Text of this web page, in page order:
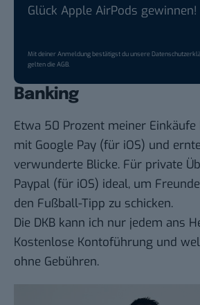
Glück Apple AirPods gewinnen!
Mit deiner Anmeldung bestätigst du unsere
gelten dieAGB.
Banking
Etwa 50 Prozent meiner Einkäufe
mit Google Pay (für iOS) und
verwunderte Blicke. Für private
Paypal (für iOS) ideal, um
den Fußball-Tipp zu schicken.
Die DKB kann ich nur jedem ans
Kostenlose Kontoführung und
ohne Gebühren.